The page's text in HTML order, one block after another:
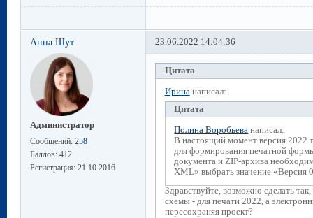
Анна Шут
Администратор
Сообщений: 258
Баллов: 412
Регистрация: 21.10.2016
23.06.2022 14:04:36
Цитата
Иринанаписал:
Цитата
Полина Воробьева написал:
В настоящий момент версия 2022
для формирования печатной
документа и ZIP-архива
XML» выбрать значение «Версия
Здравствуйте, возможно сделать
схемы - для печати 2022, а
пересохраняя проект?